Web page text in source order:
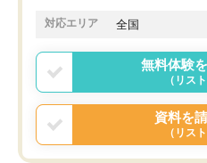
対応エリア 全国
無料体験
（リス
資料を
（リス